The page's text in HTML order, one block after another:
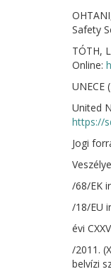
Safety
TÓTH,
Online:
UNECE
United
https://
Jogi
/68/EK
/18/EU
évi
/2011.
belvízi